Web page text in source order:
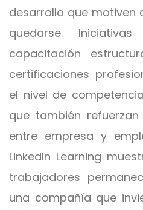
desarrollo que motiven
quedarse.
capacitación
certificaciones
el nivel de
que también
entre empresa y
LinkedIn Learning
trabajadores
una compañía que